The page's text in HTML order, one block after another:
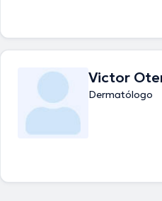
Victor
Dermatólogo